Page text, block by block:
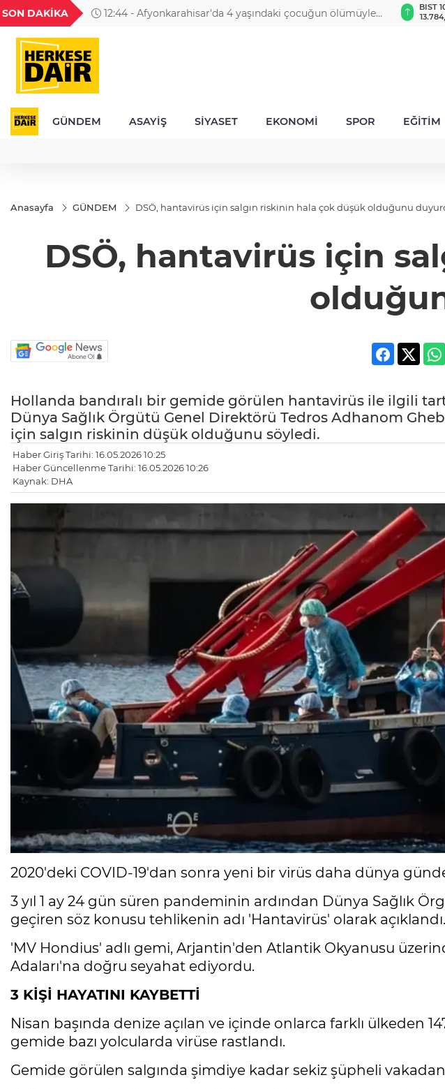
SON DAKİKA
12:44 - Afyonkarahisar'da 4 yaşındaki çocuğun ölümüyle
18,1999
TND
16,2488
BGN
28,0626
VND
0,0018
GAU/TRY
6.541,80
BIST
GÜNDEM ASAYİŞ SİYASET EKONOMİ SPOR EĞİTİM
Anasayfa GÜNDEM DSÖ, hantavirüs için salgın riskinin hala çok düşük olduğunu
DSÖ, hantavirüs için
Hollanda bandıralı bir gemide görülen hantavirüs ile ilgili
Dünya Sağlık Örgütü Genel Direktörü Tedros Adhanom
için salgın riskinin düşük olduğunu söyledi.
Haber Giriş Tarihi: 16.05.2026 10:25
Haber Güncellenme Tarihi: 16.05.2026 10:26
Kaynak: DHA
2020'deki COVID-19'dan sonra yeni bir virüs daha dünya
3 yıl 1 ay 24 gün süren pandeminin ardından Dünya Sağlık
geçiren söz konusu tehlikenin adı 'Hantavirüs' olarak açıklandı.
'MV Hondius' adlı gemi, Arjantin'den Atlantik Okyanusu
Adaları'na doğru seyahat ediyordu.
3 KİŞİ HAYATINI KAYBETTİ
Nisan başında denize açılan ve içinde onlarca farklı ülkeden
gemide bazı yolcularda virüse rastlandı.
Gemide görülen salgında şimdiye kadar sekiz şüpheli